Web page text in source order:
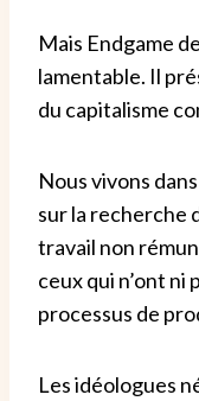
Mais Endgame
lamentable. Il
du capitalisme
Nous vivons
sur la recherche
travail non
ceux qui n’ont
processus de
Les idéologues